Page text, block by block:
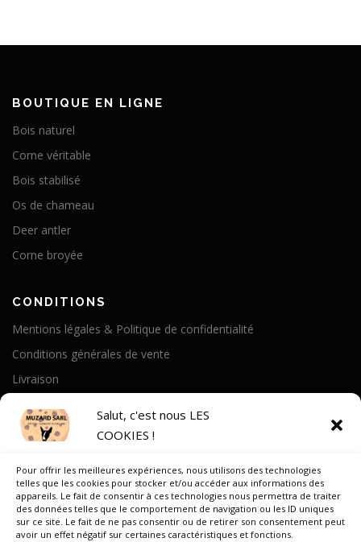
Salut, c'est nous LES
COOKIES !
Pour offrir les meilleures expériences, nous utilisons des technologies
telles que les cookies pour stocker et/ou accéder aux informations des
appareils. Le fait de consentir à ces technologies nous permettra de traiter
des données telles que le comportement de navigation ou les ID uniques
sur ce site. Le fait de ne pas consentir ou de retirer son consentement peut
avoir un effet négatif sur certaines caractéristiques et fonctions.
BOUTIQUE EN LIGNE
Bois naturel
Corne véritable
Bois stabilisé
Os de chameau
Deer antler
Corne broyée
CONDITIONS
Mentions légales & Politique de confidentialité
Conditions générales de vente
Livraison
Notre Histoire
On parle de nous
Recrutement